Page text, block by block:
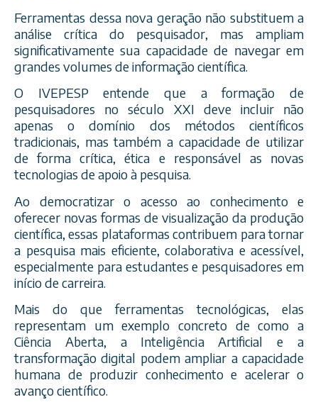
Ferramentas dessa nova geração não substituem a
análise crítica do pesquisador, mas ampliam
significativamente sua capacidade de navegar em
grandes volumes de informação científica.
O IVEPESP entende que a formação de
pesquisadores no século XXI deve incluir não
apenas o domínio dos métodos científicos
tradicionais, mas também a capacidade de utilizar
de forma crítica, ética e responsável as novas
tecnologias de apoio à pesquisa.
Ao democratizar o acesso ao conhecimento e
oferecer novas formas de visualização da produção
científica, essas plataformas contribuem para tornar
a pesquisa mais eficiente, colaborativa e acessível,
especialmente para estudantes e pesquisadores em
início de carreira.
Mais do que ferramentas tecnológicas, elas
representam um exemplo concreto de como a
Ciência Aberta, a Inteligência Artificial e a
transformação digital podem ampliar a capacidade
humana de produzir conhecimento e acelerar o
avanço científico.